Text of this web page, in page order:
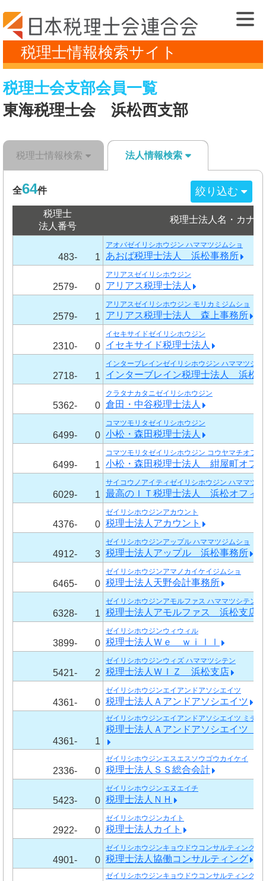
税理士情報検索サイト
税理士会支部会員一覧
東海税理士会 浜松西支部
税理士情報検索 法人情報検索
全64件 絞り込む
税理士
法人番号
税理士法人名・カナ
483- 1
アオバゼイリシホウジン ハママツジムショ
あおば税理士法人 浜松事務所
2579- 0
アリアスゼイリシホウジン
アリアス税理士法人
2579- 1
アリアスゼイリシホウジン モリカミジムショ
アリアス税理士法人 森上事務所
2310- 0
イセキサイドゼイリシホウジン
イセキサイド税理士法人
2718- 1
インターブレインゼイリシホウジン ハママツジム
インターブレイン税理士法人 浜松
5362- 0
クラタナカタニゼイリシホウジン
倉田・中谷税理士法人
6499- 0
コマツモリタゼイリシホウジン
小松・森田税理士法人
6499- 1
コマツモリタゼイリシホウジン コウヤマチオフィ
小松・森田税理士法人 紺屋町オフ
6029- 1
サイコウノアイティゼイリシホウジン ハママツオ
最高のＩＴ税理士法人 浜松オフィ
4376- 0
ゼイリシホウジンアカウント
税理士法人アカウント
4912- 3
ゼイリシホウジンアップル ハママツジムショ
税理士法人アップル 浜松事務所
6465- 0
ゼイリシホウジンアマノカイケイジムショ
税理士法人天野会計事務所
6328- 1
ゼイリシホウジンアモルファス ハママツシテン
税理士法人アモルファス 浜松支店
3899- 0
ゼイリシホウジンウィウィル
税理士法人Ｗｅ ｗｉｌｌ
5421- 2
ゼイリシホウジンウィズ ハママツシテン
税理士法人ＷＩＺ 浜松支店
4361- 0
ゼイリシホウジンエイアンドアソシエイツ
税理士法人Ａアンドアソシエイツ
4361- 1
ゼイリシホウジンエイアンドアソシエイツ ミチガ
税理士法人Ａアンドアソシエイツ
2336- 0
ゼイリシホウジンエスエスソウゴウカイケイ
税理士法人ＳＳ総合会計
5423- 0
ゼイリシホウジンエヌエイチ
税理士法人ＮＨ
2922- 0
ゼイリシホウジンカイト
税理士法人カイト
4901- 0
ゼイリシホウジンキョウドウコンサルティング
税理士法人協働コンサルティング
ゼイリシホウジンキョウドウコンサルティング ヒ